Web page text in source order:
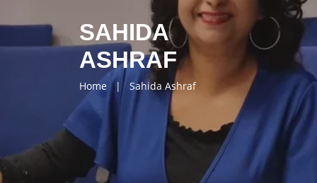
SAHIDA
ASHRAF
Home | Sahida Ashraf